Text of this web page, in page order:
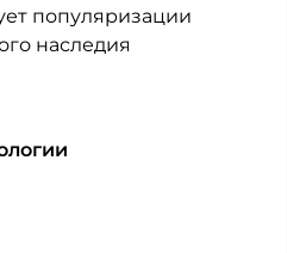
популяризации
наследия